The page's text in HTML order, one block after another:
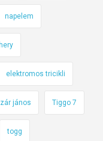
napelem
elektromos tricikli
jános Tiggo 7
togg